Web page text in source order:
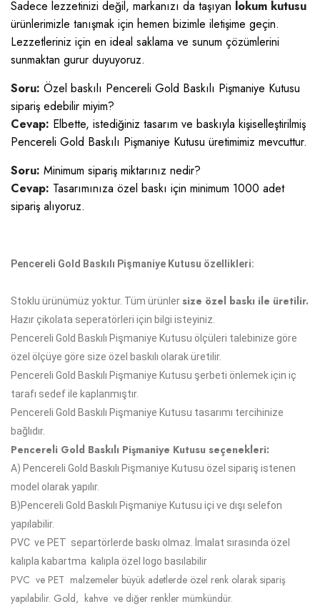
Sadece lezzetinizi değil, markanızı da taşıyan lokum kutusu
ürünlerimizle tanışmak için hemen bizimle iletişime geçin.
Lezzetleriniz için en ideal saklama ve sunum çözümlerini
sunmaktan gurur duyuyoruz.
Soru: Özel baskılı Pencereli Gold Baskılı Pişmaniye Kutusu
sipariş edebilir miyim?
Cevap: Elbette, istediğiniz tasarım ve baskıyla kişiselleştirilmiş
Pencereli Gold Baskılı Pişmaniye Kutusu üretimimiz mevcuttur.
Soru: Minimum sipariş miktarınız nedir?
Cevap: Tasarımınıza özel baskı için minimum 1000 adet
sipariş alıyoruz.
Pencereli Gold Baskılı Pişmaniye Kutusu özellikleri:
Stoklu ürünümüz yoktur. Tüm ürünlersize özel baskı ile üretilir.
Hazır çikolata seperatörleri için bilgi isteyiniz.
Pencereli Gold Baskılı Pişmaniye Kutusu ölçüleri talebinize göre
özel ölçüye göre size özel baskılı olarak üretilir.
Pencereli Gold Baskılı Pişmaniye Kutusu şerbeti önlemek için iç
tarafı sedefile kaplanmıştır.
Pencereli Gold Baskılı Pişmaniye Kutusu tasarımı tercihinize
bağlıdır.
Pencereli Gold Baskılı Pişmaniye Kutusu seçenekleri:
A) Pencereli Gold Baskılı Pişmaniye Kutusu özel sipariş istenen
model olarak yapılır.
B)Pencereli Gold Baskılı Pişmaniye Kutusu içi ve dışı selefon
yapılabilir.
PVC ve PET separtörlerde baskı olmaz. İmalat sırasında özel
kalıpla kabartma kalıpla özel logo basılabilir
PVC ve PET malzemeler büyük adetlerde özel renk olarak sipariş
yapılabilir. Gold, kahve ve diğer renkler mümkündür.